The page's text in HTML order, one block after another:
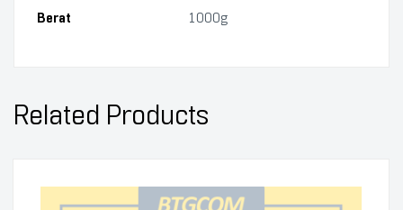
Berat 1000g
Related Products